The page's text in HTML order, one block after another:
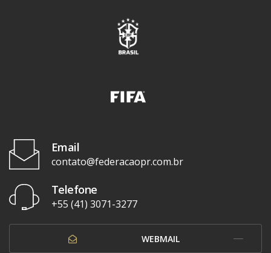
Email
contato@federacaopr.com.br
Telefone
+55 (41) 3071-3277
WEBMAIL